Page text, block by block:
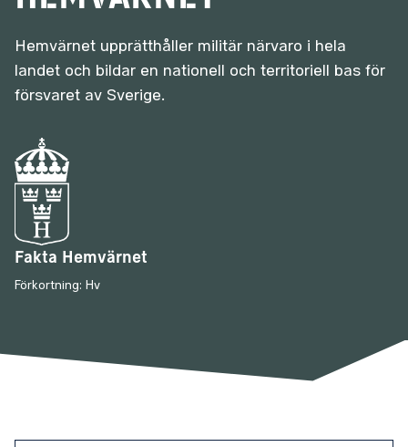
Hemvärnet upprätthåller militär närvaro i hela
landet och bildar en nationell och territoriell bas för
försvaret av Sverige.
Fakta Hemvärnet
Förkortning: Hv